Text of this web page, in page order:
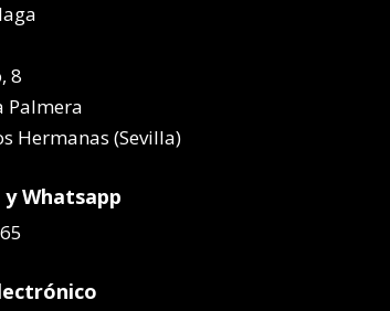
8
Palmera
Hermanas (Sevilla)
Whatsapp